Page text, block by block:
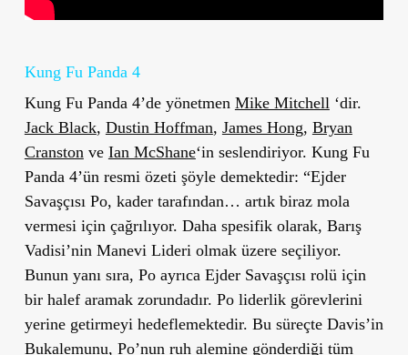
Kung Fu Panda 4
Kung Fu Panda 4’de yönetmen Mike Mitchell ‘dir.
Jack Black, Dustin Hoffman, James Hong, Bryan
Cranston ve Ian McShane‘in seslendiriyor. Kung Fu
Panda 4’ün resmi özeti şöyle demektedir: “Ejder
Savaşçısı Po, kader tarafından… artık biraz mola
vermesi için çağrılıyor. Daha spesifik olarak, Barış
Vadisi’nin Manevi Lideri olmak üzere seçiliyor.
Bunun yanı sıra, Po ayrıca Ejder Savaşçısı rolü için
bir halef aramak zorundadır. Po liderlik görevlerini
yerine getirmeyi hedeflemektedir. Bu süreçte Davis’in
Bukalemunu, Po’nun ruh alemine gönderdiği tüm